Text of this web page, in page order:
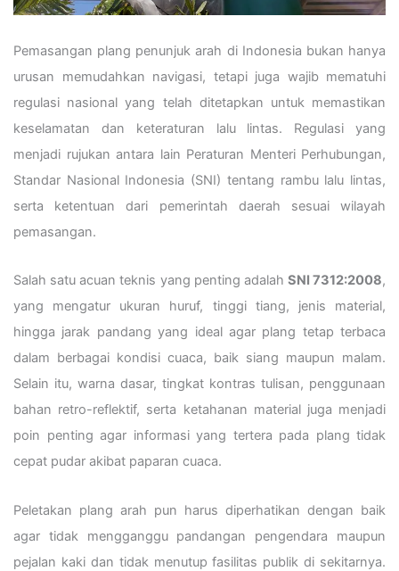
Pemasangan plang penunjuk arah di Indonesia bukan hanya
urusan memudahkan navigasi, tetapi juga wajib mematuhi
regulasi nasional yang telah ditetapkan untuk memastikan
keselamatan dan keteraturan lalu lintas. Regulasi yang
menjadi rujukan antara lain Peraturan Menteri Perhubungan,
Standar Nasional Indonesia (SNI) tentang rambu lalu lintas,
serta ketentuan dari pemerintah daerah sesuai wilayah
pemasangan.
Salah satu acuan teknis yang penting adalah SNI 7312:2008,
yang mengatur ukuran huruf, tinggi tiang, jenis material,
hingga jarak pandang yang ideal agar plang tetap terbaca
dalam berbagai kondisi cuaca, baik siang maupun malam.
Selain itu, warna dasar, tingkat kontras tulisan, penggunaan
bahan retro-reflektif, serta ketahanan material juga menjadi
poin penting agar informasi yang tertera pada plang tidak
cepat pudar akibat paparan cuaca.
Peletakan plang arah pun harus diperhatikan dengan baik
agar tidak mengganggu pandangan pengendara maupun
pejalan kaki dan tidak menutup fasilitas publik di sekitarnya.